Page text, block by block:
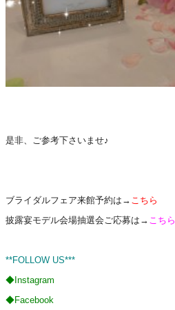
是非、ご参考下さいませ♪
ブライダルフェア来館予約は→ こちら
披露宴モデル会場抽選会ご応募は→ こちら
**FOLLOW US***
◆Instagram
◆Facebook